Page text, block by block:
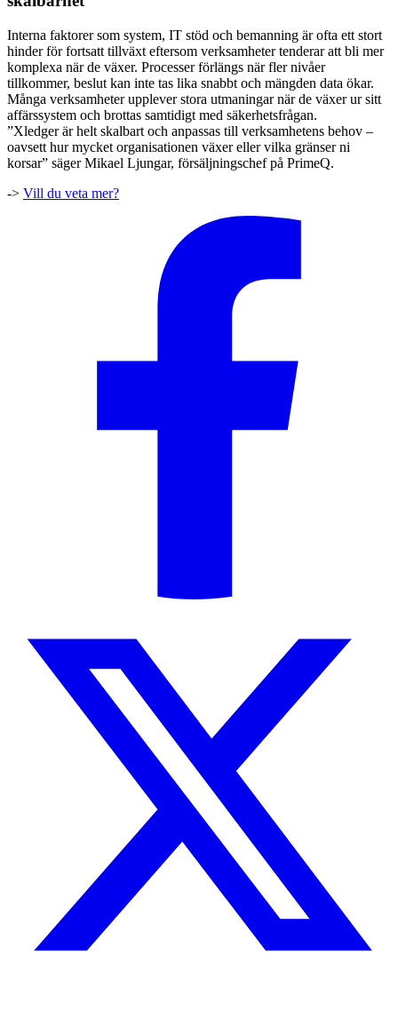
Interna faktorer som system, IT stöd och bemanning är ofta ett stort
hinder för fortsatt tillväxt eftersom verksamheter tenderar att bli mer
komplexa när de växer. Processer förlängs när fler nivåer
tillkommer, beslut kan inte tas lika snabbt och mängden data ökar.
Många verksamheter upplever stora utmaningar när de växer ur sitt
affärssystem och brottas samtidigt med säkerhetsfrågan.
”Xledger är helt skalbart och anpassas till verksamhetens behov –
oavsett hur mycket organisationen växer eller vilka gränser ni
korsar” säger Mikael Ljungar, försäljningschef på PrimeQ.
-> Vill du veta mer?